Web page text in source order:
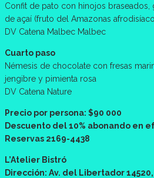
Confit de pato con hinojos braseados,
de açaí (fruto del Amazonas
DV Catena Malbec Malbec
Cuarto paso
Némesis de chocolate con fresas
jengibre y pimienta rosa
DV Catena Nature
Precio por persona: $90 000
Descuento del 10% abonando en
Reservas 2169-4438
L’Atelier Bistró
Dirección: Av. del Libertador